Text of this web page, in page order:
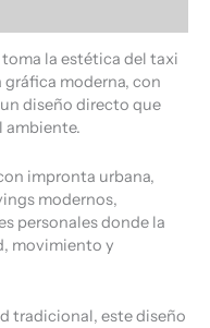
la estética del taxi
moderna, con
diseño directo que
ambiente.
impronta urbana,
modernos,
personales donde la
movimiento y
tradicional, este diseño